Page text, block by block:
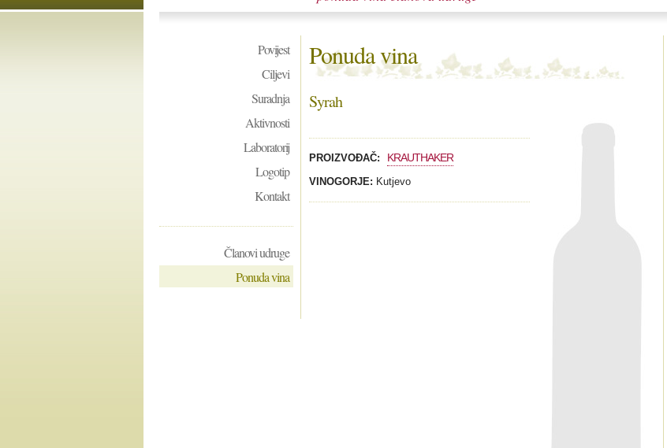
Povijest
Ciljevi
Suradnja
Aktivnosti
Laboratorij
Logotip
Kontakt
Članovi udruge
Ponuda vina
Ponuda vina
Syrah
PROIZVOĐAČ: KRAUTHAKER
VINOGORJE: Kutjevo